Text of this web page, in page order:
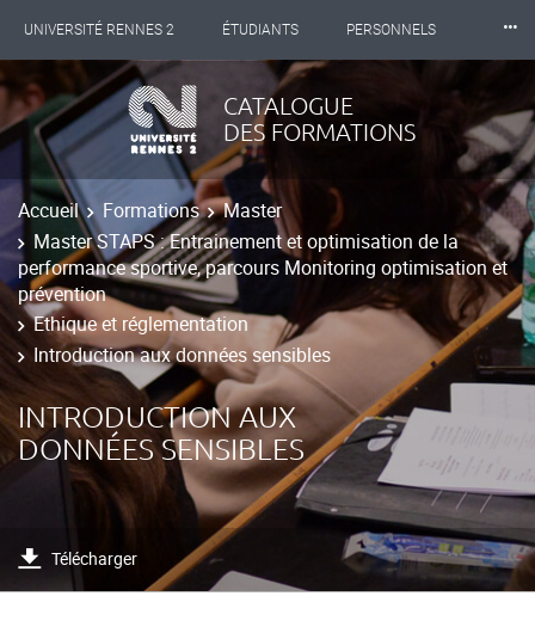
UNIVERSITÉ RENNES 2 ÉTUDIANTS PERSONNELS
INTERNATIONAL PROFESSIONNELS
LES NOUVELLES DE RENNES 2
⸱⸱⸱
CATALOGUE
DES FORMATIONS
Accueil Formations
Master
Master STAPS : Entrainement et optimisation de la
performance sportive, parcours Monitoring optimisation et
prévention
Ethique et réglementation
Introduction aux données sensibles
INTRODUCTION AUX
DONNÉES SENSIBLES
Télécharger